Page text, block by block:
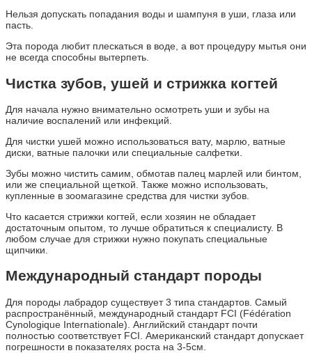
Нельзя допускать попадания воды и шампуня в уши, глаза или
пасть.
Эта порода любит плескаться в воде, а вот процедуру мытья они
не всегда способны вытерпеть.
Чистка зубов, ушей и стрижка когтей
Для начала нужно внимательно осмотреть уши и зубы на
наличие воспалений или инфекций.
Для чистки ушей можно использоваться вату, марлю, ватные
диски, ватные палочки или специальные салфетки.
Зубы можно чистить самим, обмотав палец марлей или бинтом,
или же специальной щеткой. Также можно использовать,
купленные в зоомагазине средства для чистки зубов.
Что касается стрижки когтей, если хозяин не обладает
достаточным опытом, то лучше обратиться к специалисту. В
любом случае для стрижки нужно покупать специальные
щипчики.
Международный стандарт породы
Для породы лабрадор существует 3 типа стандартов. Самый
распространённый, международный стандарт FCI (Fédération
Cynologique Internationale). Английский стандарт почти
полностью соответствует FCI. Американский стандарт допускает
погрешности в показателях роста на 3-5см.